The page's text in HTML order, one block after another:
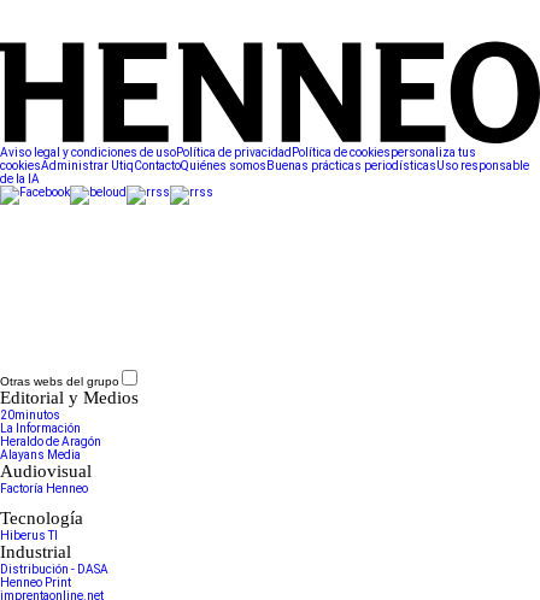
Aviso legal y condiciones de usoPolítica de privacidad Política de cookiespersonaliza tus
cookiesAdministrar UtiqContactoQuiénes somos Buenas prácticas periodísticasUso responsable
de la IA
Otras webs del grupo
Editorial y Medios
20minutos
La Información
Heraldo de Aragón
Alayans Media
Audiovisual
Factoría Henneo
Tecnología
Hiberus TI
Industrial
Distribución - DASA
Henneo Print
imprentaonline.net